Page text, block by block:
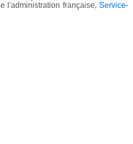
l'administration française, Service-